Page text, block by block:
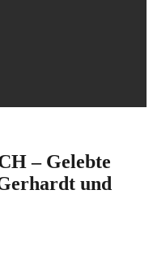
– Gelebte
und